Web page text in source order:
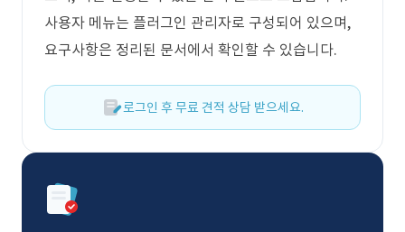
사용자 메뉴는 플러그인 관리자로 구성되어 있으며,
요구사항은 정리된 문서에서 확인할 수 있습니다.
로그인 후 무료 견적 상담 받으세요.